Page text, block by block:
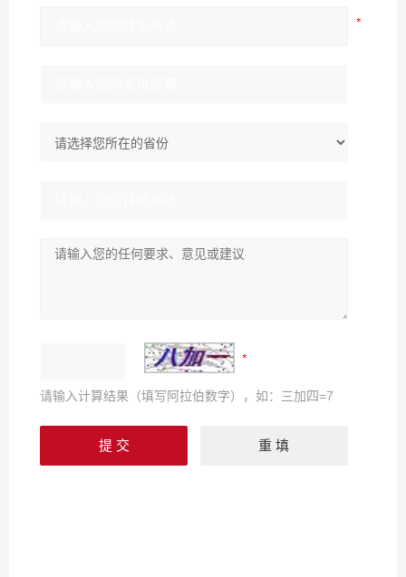
请输入计算结果（填写阿拉伯数字），如：三加四=7